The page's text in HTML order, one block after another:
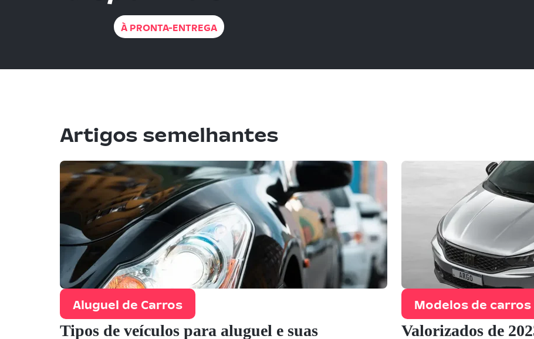
À PRONTA-ENTREGA
Artigos semelhantes
Aluguel de Carros
Tipos de veículos para aluguel e suas
Modelos de carros
Valorizados de